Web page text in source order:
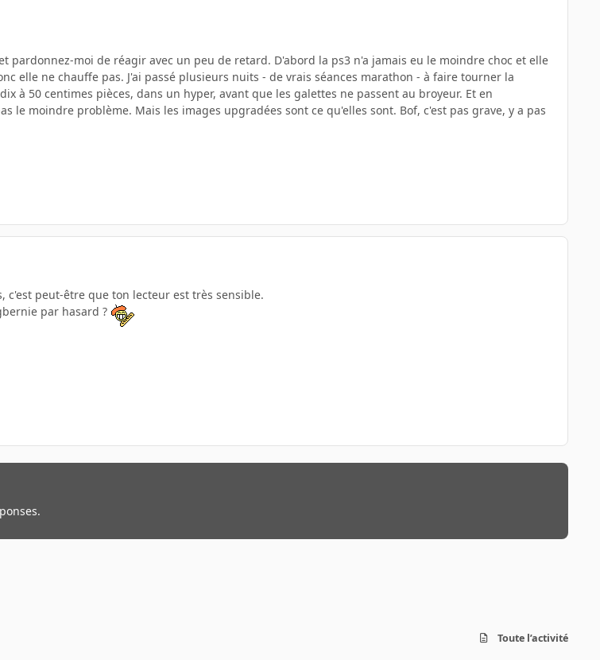
pardonnez-moi de réagir avec un peu de retard. D'abord la ps3 n'a jamais eu le moindre choc et elle
elle ne chauffe pas. J'ai passé plusieurs nuits - de vrais séances marathon - à faire tourner la
à 50 centimes pièces, dans un hyper, avant que les galettes ne passent au broyeur. Et en
le moindre problème. Mais les images upgradées sont ce qu'elles sont. Bof, c'est pas grave, y a pas
c'est peut-être que ton lecteur est très sensible.
par hasard ?
Toute l’activité